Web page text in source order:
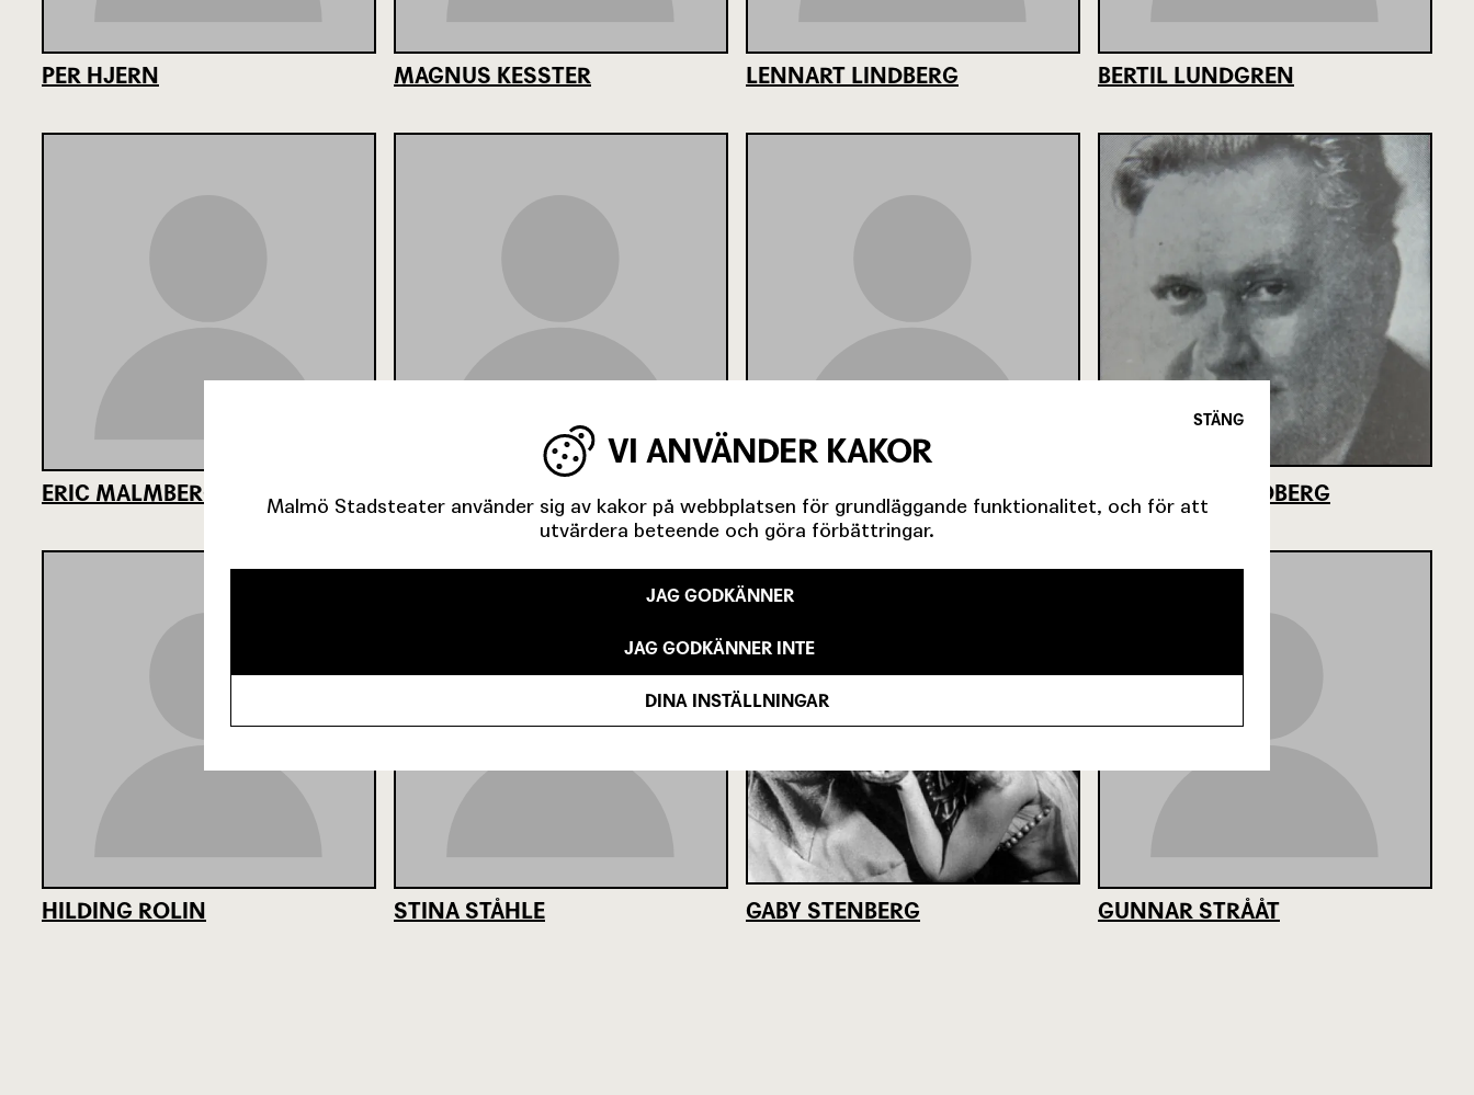
PER HJERN MAGNUS KESSTER LENNART LINDBERG BERTIL LUNDGREN
ERIC MALMBERG CURT NORIN JOSEF NORMAN FRANS OSCAR ÖBERG
HILDING ROLIN STINA STÅHLE GABY STENBERG GUNNAR STRÅÅT
STÄNG
VI ANVÄNDER KAKOR
Malmö Stadsteater använder sig av kakor på webbplatsen för grundläggande funktionalitet, och för att
utvärdera beteende och göra förbättringar.
JAG GODKÄNNER
JAG GODKÄNNER INTE
DINA INSTÄLLNINGAR